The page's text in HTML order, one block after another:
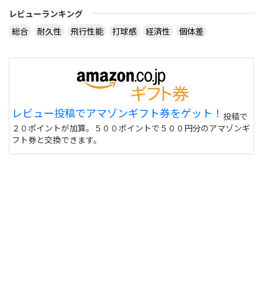
レビューランキング
総合
耐久性 飛行性能 打球感 経済性 個体差
レビュー投稿でアマゾンギフト券をゲット！ 投稿で
２０ポイントが加算。５００ポイントで５００円分のアマゾンギ
フト券と交換できます。